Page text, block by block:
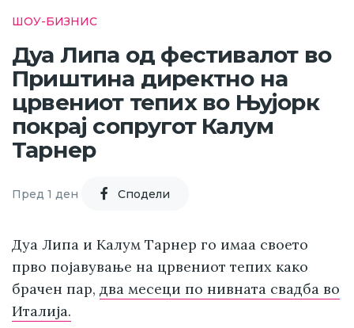
ШОУ-БИЗНИС
Дуа Липа од фестивалот во
Приштина директно на
црвениот тепих во Њујорк
покрај сопругот Калум
Тарнер
Пред 1 ден Cподели
Дуа Липа и Калум Тарнер го имаа своето
прво појавување на црвениот тепих како
брачен пар, два месеци по нивната свадба во
Италија.